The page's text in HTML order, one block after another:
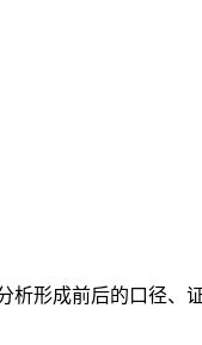
形成前后的口径、